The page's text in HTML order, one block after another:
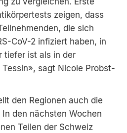
zeigen, dass
die sich
CoV-2 infiziert haben, in
tiefer ist als in der
sagt Nicole Probst-
den Regionen auch die
In den nächsten Wochen
Teilen der Schweiz